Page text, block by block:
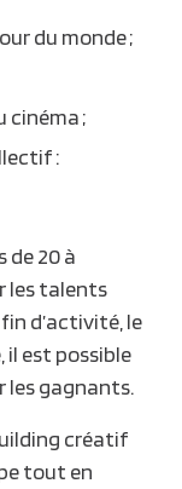
du monde ;
cinéma ;
:
de 20 à
les talents
d’activité, le
il est possible
les gagnants.
créatif
tout en